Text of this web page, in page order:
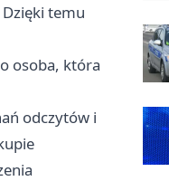
Dzięki temu
osoba, która
odczytów i